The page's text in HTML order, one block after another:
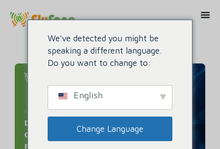
We've detected you might be
speaking a different language.
Do you want to change to:
English
Change Language